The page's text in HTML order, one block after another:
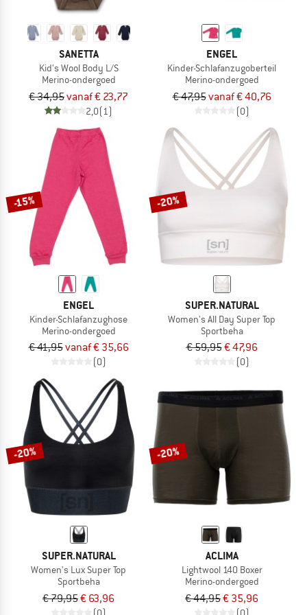
SANETTA
Kid's Wool Body L/S
Merino-ondergoed
€ 34,95vanaf € 23,77
2,0(1)
ENGEL
Kinder-Schlafanzugoberteil
Merino-ondergoed
€ 47,95vanaf € 40,76
(0)
-15%
ENGEL
Kinder-Schlafanzughose
Merino-ondergoed
€ 41,95vanaf € 35,66
(0)
-20%
SUPER.NATURAL
Women's All Day Super Top
Sportbeha
€ 59,95€ 47,96
(0)
-20%
SUPER.NATURAL
Women's Lux Super Top
Sportbeha
€ 79,95€ 63,96
-20%
ACLIMA
Lightwool 140 Boxer
Merino-ondergoed
€ 44,95€ 35,96